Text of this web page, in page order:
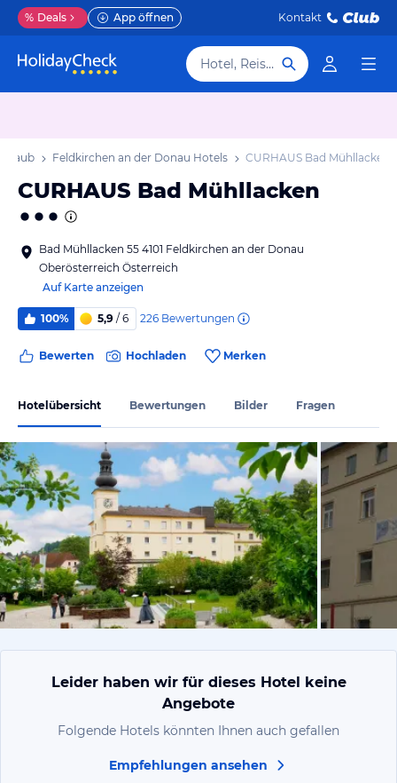
% Deals App öffnen Kontakt
Hotel, Reiseziel
Feldkirchen an der Donau Hotels CURHAUS Bad Mühllacken
CURHAUS Bad Mühllacken
Bad Mühllacken 55 4101 Feldkirchen an der Donau
Oberösterreich Österreich
Auf Karte anzeigen
100% 5,9 / 6 226 Bewertungen
Bewerten Hochladen Merken
Hotelübersicht Bewertungen Bilder Fragen
vom
Leider haben wir für dieses Hotel keine
Angebote
Folgende Hotels könnten Ihnen auch gefallen
Empfehlungen ansehen